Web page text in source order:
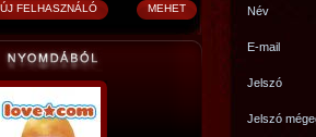
Név
E-mail
Jelszó
Jelszó